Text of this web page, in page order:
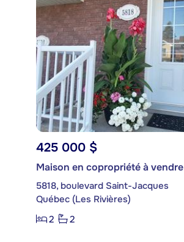
425 000 $
Maison en copropriété à vendre
5818, boulevard Saint-Jacques
Québec (Les Rivières)
2
2